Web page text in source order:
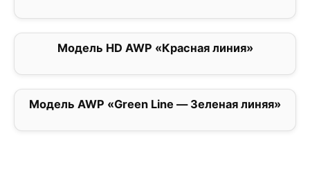
Модель HD AWP «Красная линия»
0
Модель AWP «Green Line — Зеленая линяя»